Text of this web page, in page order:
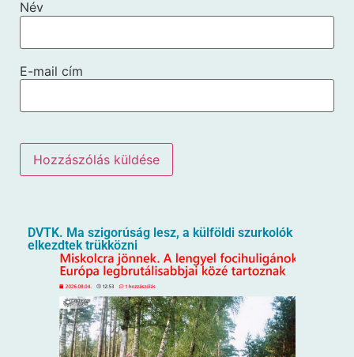
Név
E-mail cím
DVTK. Ma szigorúság lesz, a külföldi szurkolók
elkezdtek trükközni